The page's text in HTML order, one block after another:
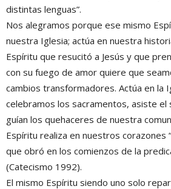
distintas lenguas”.
Nos alegramos porque ese mismo
nuestra Iglesia; actúa en nuestra
Espíritu que resucitó a Jesús y que
con su fuego de amor quiere que
cambios transformadores. Actúa en la
celebramos los sacramentos, asiste el
guían los quehaceres de nuestra
Espíritu realiza en nuestros corazones
que obró en los comienzos de la
(Catecismo 1992).
El mismo Espíritu siendo uno solo